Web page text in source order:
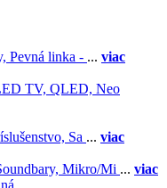
Pevná linka - ... viac
TV, QLED, Neo
Sa ... viac
Mikro/Mi ... viac